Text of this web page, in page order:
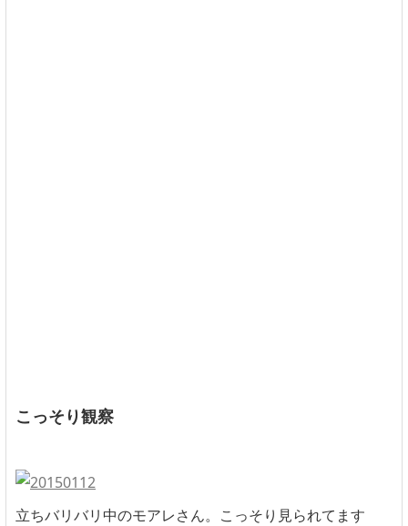
こっそり観察
立ちバリバリ中のモアレさん。こっそり見られてます